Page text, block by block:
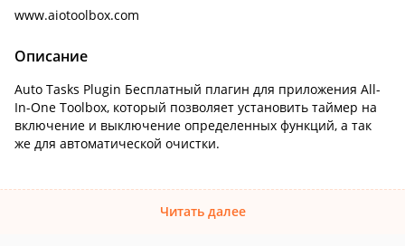
www.aiotoolbox.com
Описание
Auto Tasks Plugin Бесплатный плагин для приложения All-
In-One Toolbox, который позволяет установить таймер на
включение и выключение определенных функций, а так
же для автоматической очистки.
Читать далее